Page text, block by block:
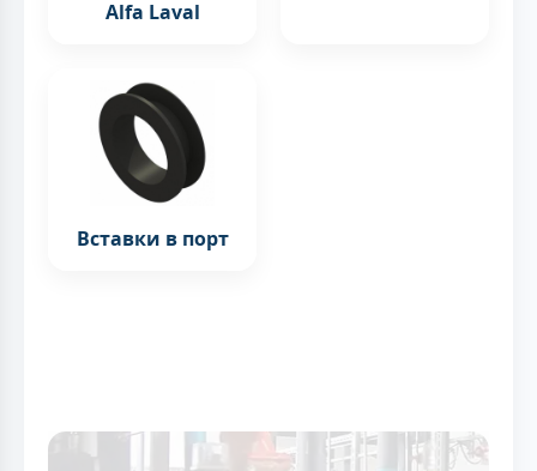
Alfa Laval
Вставки в порт